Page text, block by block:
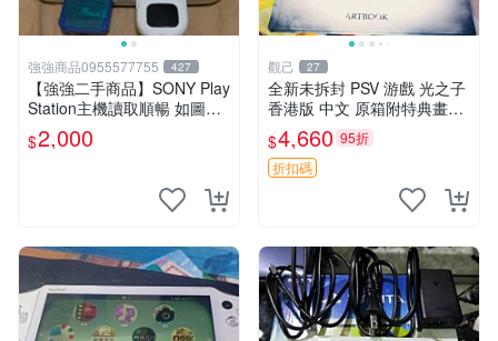
強強商品0955577755 427
【強強二手商品】SONY Play
Station主機讀取順暢 如圖全
部 ! 外觀完整乾淨
$2,000
觀己 27
全新未拆封 PSV 游戲 光之子
香港版 中文 原箱附特典畫冊
輝耀上市嚴選商品 光之子 港
版 PSV 特典畫冊
$4,660 95折
折扣碼